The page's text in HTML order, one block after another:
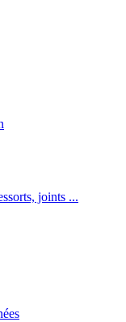
joints ...